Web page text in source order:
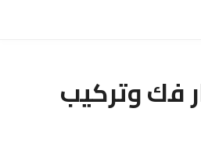
فك وتركيب